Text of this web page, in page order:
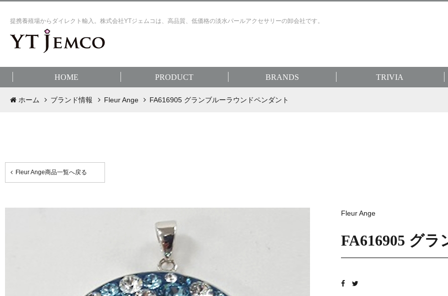
提携養殖場からダイレクト輸入。株式会社YTジェムコは、高品質、低価格の淡水パールアクセサリーの卸会社です。
HOME PRODUCT BRANDS TRIVIA
ホーム ブランド情報 Fleur Ange FA616905 グランブルーラウンドペンダント
Fleur Ange商品一覧へ戻る
Fleur Ange
FA616905 グ